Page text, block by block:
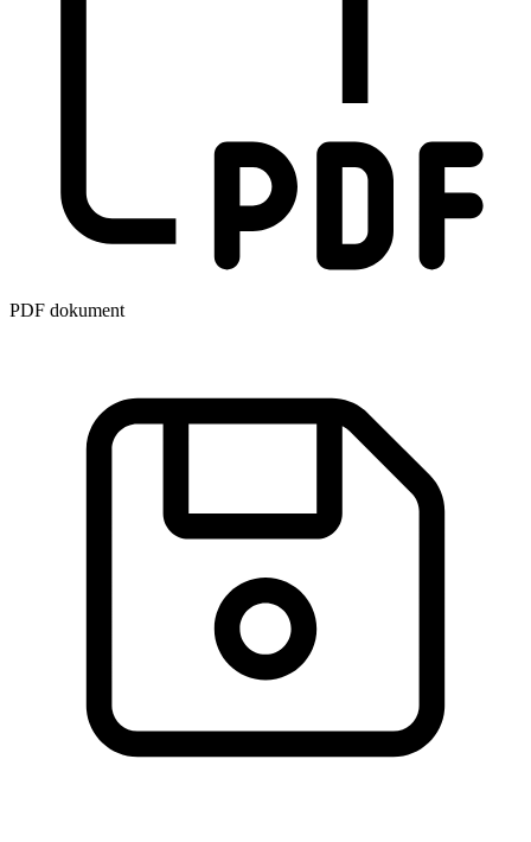
PDF dokument